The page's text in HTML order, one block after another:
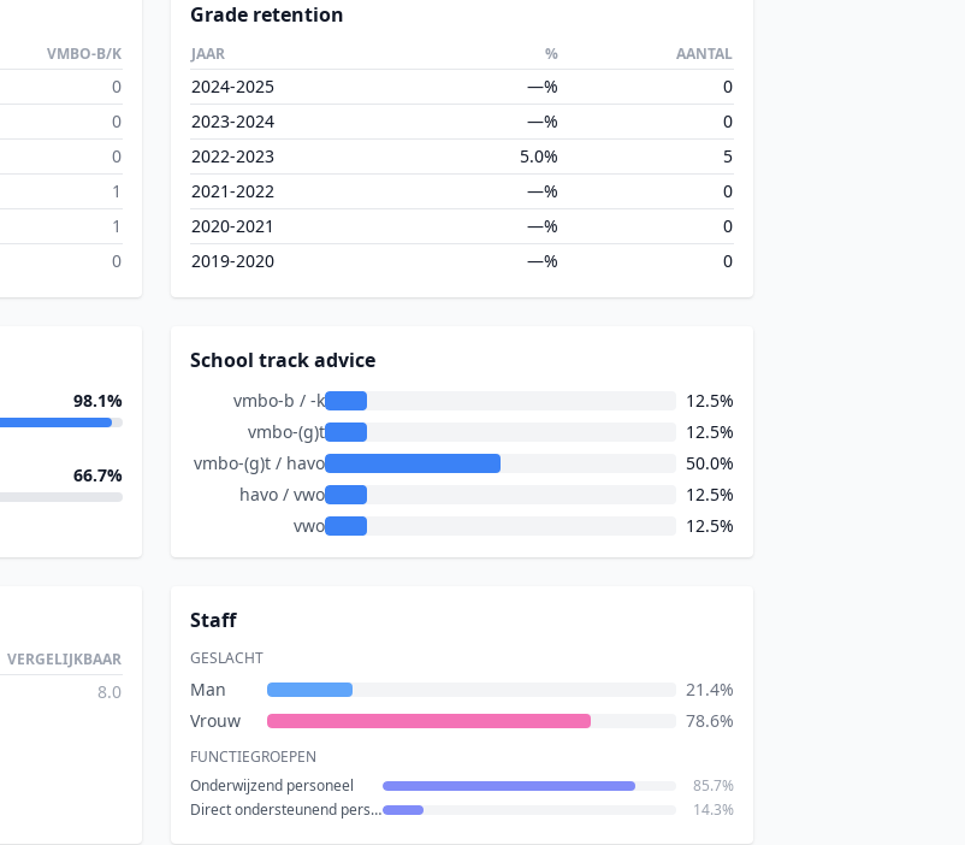
VMBO-B/K
0
0
0
1
1
0
Grade retention
JAAR % AANTAL
2024-2025 —%
0
2023-2024
—%
0
2022-2023
5.0%
5
2021-2022
—%
0
2020-2021
—%
0
2019-2020
—% 0
98.1%
66.7%
School track advice
vmbo-b / -k
12.5%
vmbo-(g)t
12.5%
vmbo-(g)t / havo
50.0%
havo / vwo
12.5%
vwo
12.5%
VERGELIJKBAAR
8.0
Staff
GESLACHT
Man
21.4%
Vrouw
78.6%
FUNCTIEGROEPEN
Onderwijzend personeel
85.7%
Direct ondersteunend personeel
14.3%